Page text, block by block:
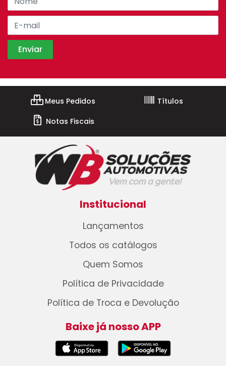
Meus Pedidos
Títulos
Notas Fiscais
Institucional
Lançamentos
Todos os catálogos
Quem Somos
Política de Privacidade
Política de Troca e Devolução
Baixe já nosso APP